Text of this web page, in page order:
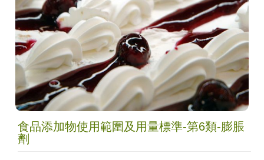
食品添加物使用範圍及用量標準-第6類-膨脹
劑